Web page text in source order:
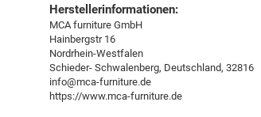
Herstellerinformationen:
MCA furniture GmbH
Hainbergstr 16
Nordrhein-Westfalen
Schieder- Schwalenberg, Deutschland, 32816
info@mca-furniture.de
https://www.mca-furniture.de